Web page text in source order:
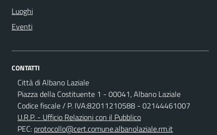
Luoghi
Eventi
CONTATTI
Città di Albano Laziale
Piazza della Costituente 1 - 00041, Albano Laziale
Codice fiscale / P. IVA:82011210588 - 02144461007
U.R.P. - Ufficio Relazioni con il Pubblico
PEC: protocollo@cert.comune.albanolaziale.rm.it